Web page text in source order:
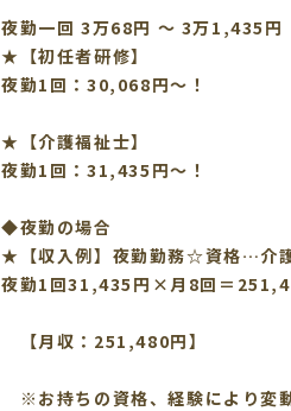
夜勤一回 3万68円 〜 3万1,435円
★【初任者研修】
夜勤1回：30,068円～！
★【介護福祉士】
夜勤1回：31,435円～！
◆夜勤の場合
★【収入例】夜勤勤務☆資格…介
夜勤1回31,435円×月8回＝
【月収：251,480円】
※お持ちの資格、経験により変